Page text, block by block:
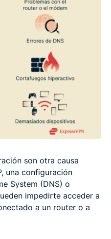
son otra causa
una configuración
System (DNS) o
impedirte acceder a
a un router o a